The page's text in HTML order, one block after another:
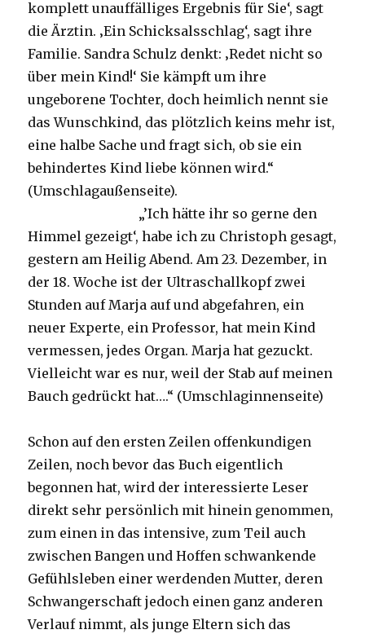
komplett unauffälliges Ergebnis für Sie‘, sagt
die Ärztin. ‚Ein Schicksalsschlag‘, sagt ihre
Familie. Sandra Schulz denkt: ‚Redet nicht so
über mein Kind!‘ Sie kämpft um ihre
ungeborene Tochter, doch heimlich nennt sie
das Wunschkind, das plötzlich keins mehr ist,
eine halbe Sache und fragt sich, ob sie ein
behindertes Kind liebe können wird.“
(Umschlagaußenseite).
„’Ich hätte ihr so gerne den
Himmel gezeigt‘, habe ich zu Christoph gesagt,
gestern am Heilig Abend. Am 23. Dezember, in
der 18. Woche ist der Ultraschallkopf zwei
Stunden auf Marja auf und abgefahren, ein
neuer Experte, ein Professor, hat mein Kind
vermessen, jedes Organ. Marja hat gezuckt.
Vielleicht war es nur, weil der Stab auf meinen
Bauch gedrückt hat….“ (Umschlaginnenseite)
Schon auf den ersten Zeilen offenkundigen
Zeilen, noch bevor das Buch eigentlich
begonnen hat, wird der interessierte Leser
direkt sehr persönlich mit hinein genommen,
zum einen in das intensive, zum Teil auch
zwischen Bangen und Hoffen schwankende
Gefühlsleben einer werdenden Mutter, deren
Schwangerschaft jedoch einen ganz anderen
Verlauf nimmt, als junge Eltern sich das